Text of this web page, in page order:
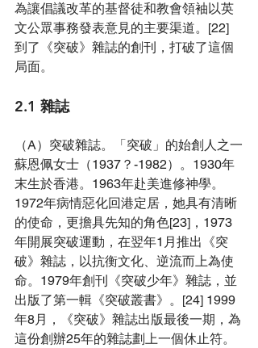
為讓倡議改革的基督徒和教會領袖以英
文公眾事務發表意見的主要渠道。[22]
到了《突破》雜誌的創刊，打破了這個
局面。
2.1 雜誌
（A）突破雜誌。「突破」的始創人之一
蘇恩佩女士（1937？-1982）。1930年
末生於香港。1963年赴美進修神學。
1972年病情惡化回港定居，她具有清晰
的使命，更擔具先知的角色[23]，1973
年開展突破運動，在翌年1月推出《突
破》雜誌，以抗衡文化、逆流而上為使
命。1979年創刊《突破少年》雜誌，並
出版了第一輯《突破叢書》。[24] 1999
年8月，《突破》雜誌出版最後一期，為
這份創辦25年的雜誌劃上一個休止符。